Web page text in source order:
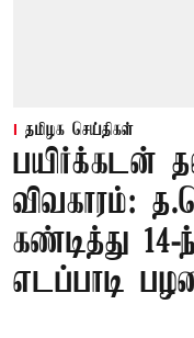
தமிழக செய்திகள்
பயிர்க்கடன்
விவகாரம்:
கண்டித்து
எடப்பாடி